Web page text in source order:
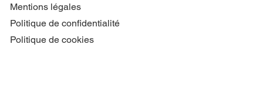
Mentions légales
Politique de confidentialité
Politique de cookies